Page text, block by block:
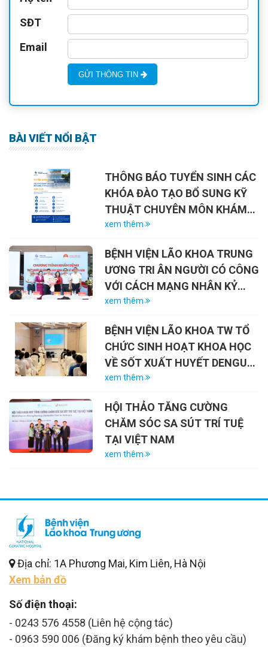
SĐT
Email
GỬI THÔNG TIN
BÀI VIẾT NỔI BẬT
THÔNG BÁO TUYỂN SINH CÁC
KHÓA ĐÀO TẠO BỔ SUNG KỸ
THUẬT CHUYÊN MÔN KHÁM
CHỮA BỆNH NĂM 2026
xem thêm
BỆNH VIỆN LÃO KHOA TRUNG
ƯƠNG TRI ÂN NGƯỜI CÓ CÔNG
VỚI CÁCH MẠNG NHÂN KỶ
NIỆM 79 NĂM NGÀY THƯƠNG
27/7/2026)
xem thêm
BỆNH VIỆN LÃO KHOA TW TỔ
CHỨC SINH HOẠT KHOA HỌC
VỀ SỐT XUẤT HUYẾT DENGUE
VÀ VAI TRÒ CỦA VẮC-XIN
xem thêm
HỘI THẢO TĂNG CƯỜNG
CHĂM SÓC SA SÚT TRÍ TUỆ
TẠI VIỆT NAM
xem thêm
Địa chỉ: 1A Phương Mai, Kim Liên, Hà Nội
Xem bản đồ
Số điện thoại:
- 0243 576 4558 (Liên hệ cộng tác)
- 0963 590 006 (Đăng ký khám bệnh theo yêu cầu)